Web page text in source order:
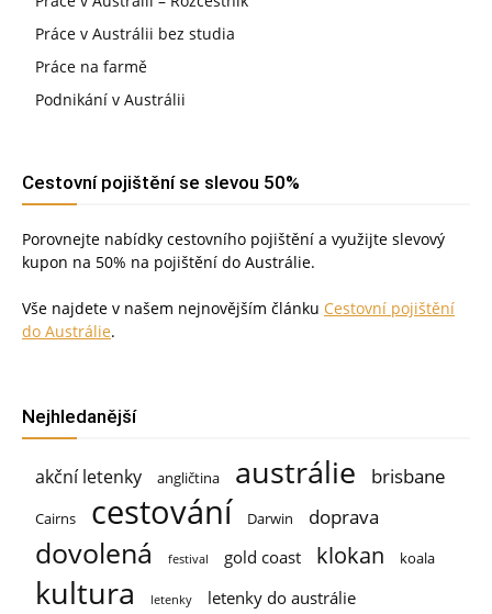
Práce v Austrálii bez studia
Práce na farmě
Podnikání v Austrálii
Cestovní pojištění se slevou 50%
Porovnejte nabídky cestovního pojištění a využijte slevový
kupon na 50% na pojištění do Austrálie.
Vše najdete v našem nejnovějším článku Cestovní pojištění
do Austrálie.
Nejhledanější
akční letenky angličtina austrálie brisbane
Cairns cestování Darwin doprava
dovolená festival gold coast klokan koala
kultura letenky letenky do austrálie